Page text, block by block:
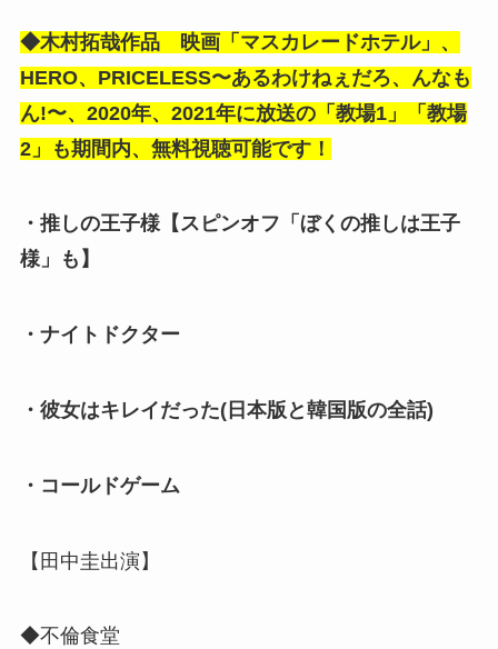
◆木村拓哉作品 映画「マスカレードホテル」、
HERO、PRICELESS〜あるわけねぇだろ、んなも
ん!〜、2020年、2021年に放送の「教場1」「教場
2」も期間内、無料視聴可能です！
・推しの王子様【スピンオフ「ぼくの推しは王子
様」も】
・ナイトドクター
・彼女はキレイだった(日本版と韓国版の全話)
・コールドゲーム
【田中圭出演】
◆不倫食堂